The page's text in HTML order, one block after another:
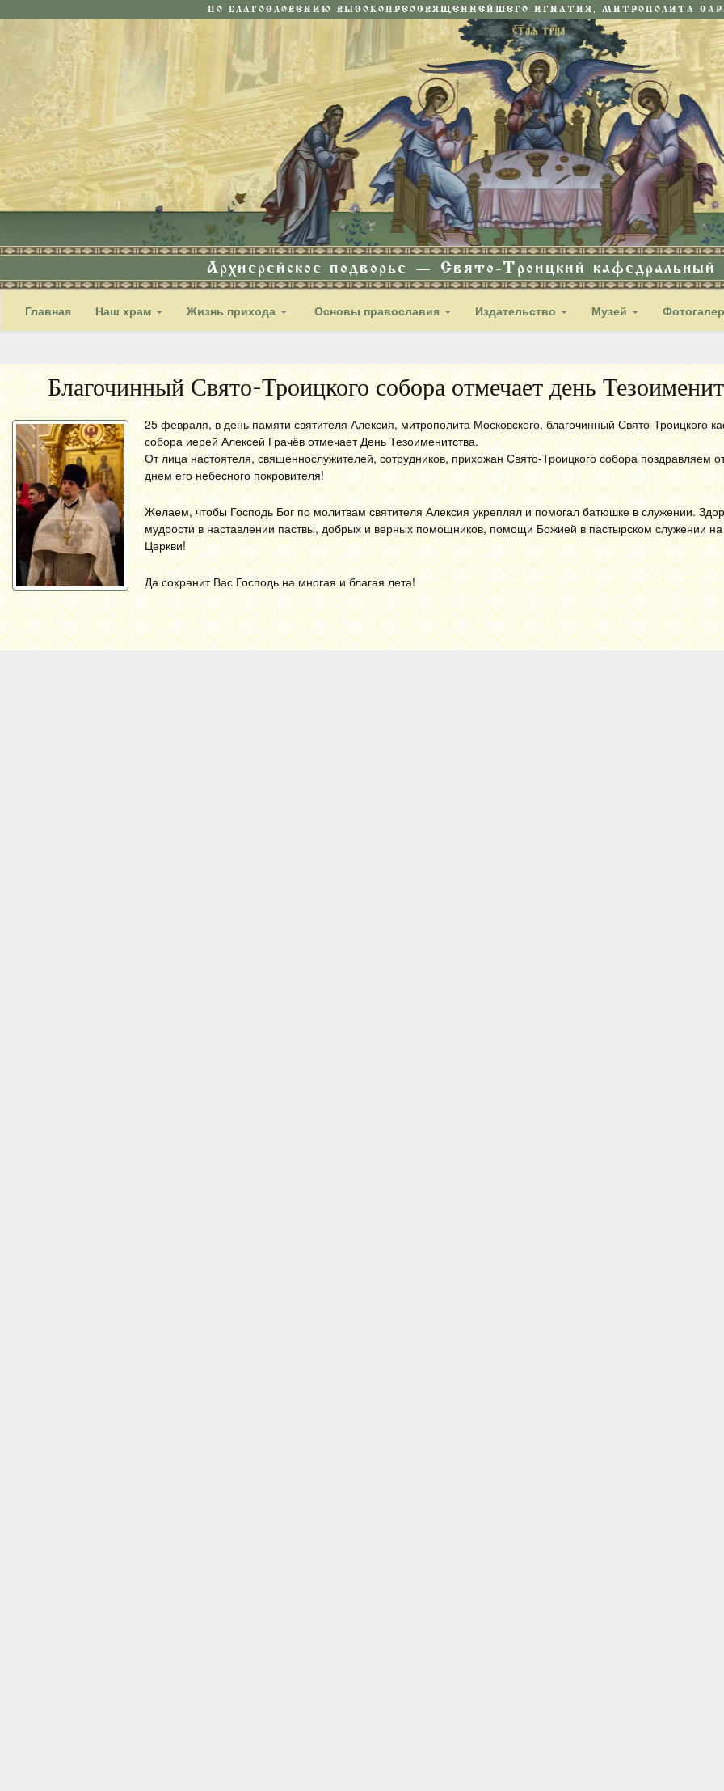
ПО БЛАГОСЛОВЕНИЮ ВЫСОКОПРЕОСВЯЩЕННЕЙШЕГО ИГНАТИЯ, МИТРОПОЛИТА
Архиерейское подворье — Свято-Троицкий кафедральный
Главная Наш храм Жизнь прихода Основы православия Издательство Музей
Благочинный Свято-Троицкого собора отмечает день
25 февраля, в день памяти святителя Алексия, митрополита Московского, благочинный Свято-Троицкого
собора иерей Алексей Грачёв отмечает День Тезоименитства.
От лица настоятеля, священнослужителей, сотрудников, прихожан Свято-Троицкого собора поздравляем
днем его небесного покровителя!
Желаем, чтобы Господь Бог по молитвам святителя Алексия укреплял и помогал батюшке в служении.
мудрости в наставлении паствы, добрых и верных помощников, помощи Божией в пастырском служении на
Церкви!
Да сохранит Вас Господь на многая и благая лета!